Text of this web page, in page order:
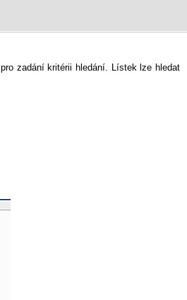
zadání kritérii hledání. Lístek lze hledat